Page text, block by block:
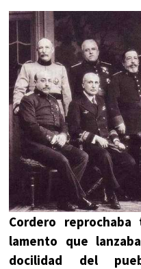
Cordero
lamento que
docilidad del